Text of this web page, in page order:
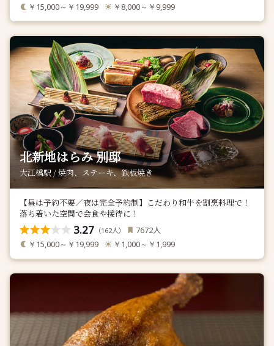
￥15,000～￥19,999 ￥8,000～￥9,999
北新地はらみ 別邸
大江橋駅 / 焼肉、ステーキ、鉄板焼き
【昼は予約不要／夜は完全予約制】こだわり和牛を割烹料理で！
落ち着いた空間で会食や接待に！
3.27 （162人） 7672人
￥15,000～￥19,999 ￥1,000～￥1,999